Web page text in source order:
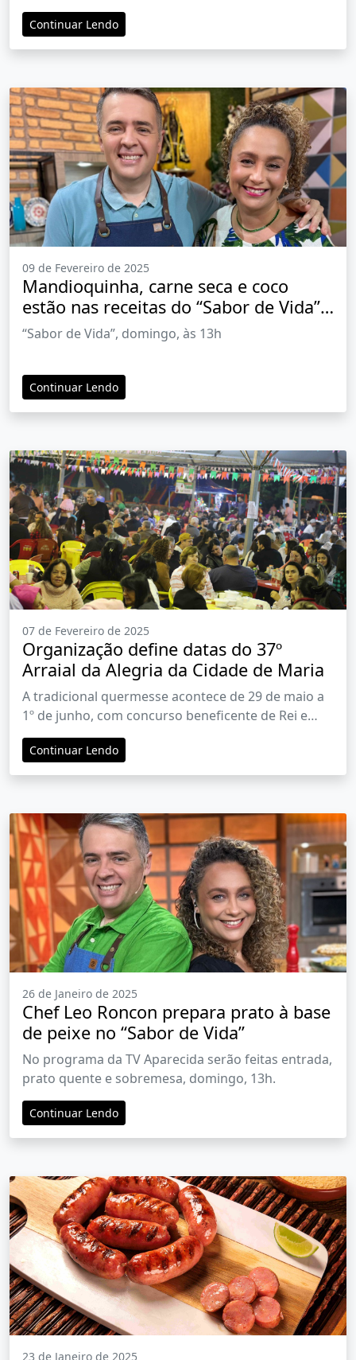
Continuar Lendo
09 de Fevereiro de 2025
Mandioquinha, carne seca e coco
estão nas receitas do “Sabor de Vida”
desta semana
“Sabor de Vida”, domingo, às 13h
Continuar Lendo
07 de Fevereiro de 2025
Organização define datas do 37º
Arraial da Alegria da Cidade de Maria
A tradicional quermesse acontece de 29 de maio a
1º de junho, com concurso beneficente de Rei e
Rainha da Alegria nos dias 26 a 29 de maio
Continuar Lendo
26 de Janeiro de 2025
Chef Leo Roncon prepara prato à base
de peixe no “Sabor de Vida”
No programa da TV Aparecida serão feitas entrada,
prato quente e sobremesa, domingo, 13h.
Continuar Lendo
23 de Janeiro de 2025